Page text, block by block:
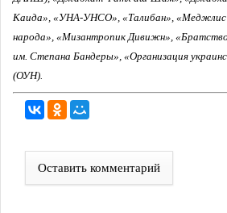
Каида», «УНА-УНСО», «Талибан», «Меджлис
народа», «Мизантропик Дивижн»,
им. Степана Бандеры», «Организация
(ОУН).
Оставить комментарий